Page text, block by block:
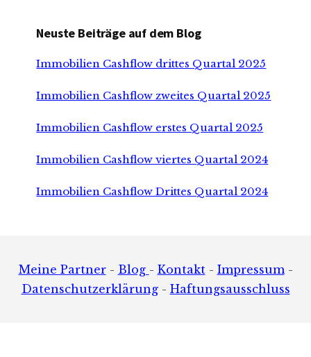
Neuste Beiträge auf dem Blog
Immobilien Cashflow drittes Quartal 2025
Immobilien Cashflow zweites Quartal 2025
Immobilien Cashflow erstes Quartal 2025
Immobilien Cashflow viertes Quartal 2024
Immobilien Cashflow Drittes Quartal 2024
Meine Partner- Blog - Kontakt- Impressum -
Datenschutzerklärung- Haftungsausschluss